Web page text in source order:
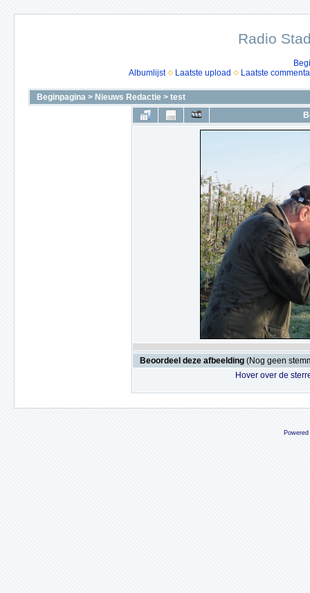
Radio
Albumlijst
Laatste upload Laatste
Beginpagina > Nieuws Redactie > test
Beoordeel deze afbeelding (Nog geen
Hover over de